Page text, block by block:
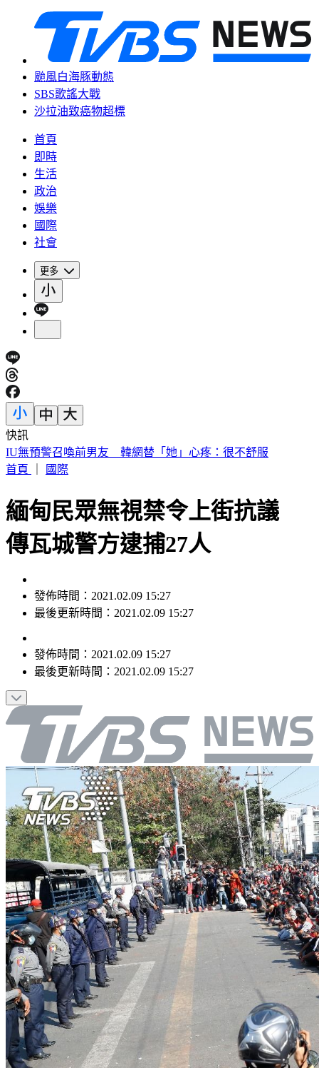
颱風白海豚動態
SBS歌謠大戰
沙拉油致癌物超標
首頁
即時
生活
政治
娛樂
國際
社會
更多
快訊
快訊／財神爺不在家 威力彩頭獎、二獎雙槓龜
首頁
國際
緬甸民眾無視禁令上街抗議
傳瓦城警方逮捕27人
發佈時間：2021.02.09 15:27
最後更新時間：2021.02.09 15:27
發佈時間： 2021.02.09 15:27
最後更新時間： 2021.02.09 15:27